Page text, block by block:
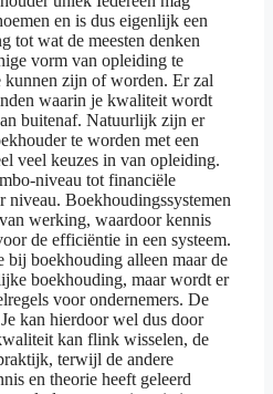
en is dus eigenlijk een
tot wat de meesten denken
vorm van opleiding te
kunnen zijn of worden. Er zal
waarin je kwaliteit wordt
buitenaf. Natuurlijk zijn er
te worden met een
veel keuzes in van opleiding.
niveau tot financiële
Boekhoudingssystemen
werking, waardoor kennis
de efficiëntie in een systeem.
bij boekhouding alleen maar de
boekhouding, maar wordt er
voor ondernemers. De
kan hierdoor wel dus door
kan flink wisselen, de
terwijl de andere
en theorie heeft geleerd